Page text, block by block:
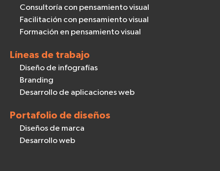
Consultoría con pensamiento visual
Facilitación con pensamiento visual
Formación en pensamiento visual
Líneas de trabajo
Diseño de infografías
Branding
Desarrollo de aplicaciones web
Portafolio de diseños
Diseños de marca
Desarrollo web